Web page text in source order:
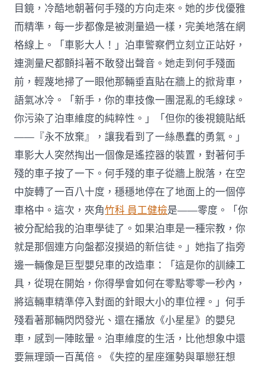
目鏡，冷酷地朝著何手殘的方向走來。她的步伐優雅
而精準，每一步都像是被測量過一樣，完美地落在網
格線上。「車影大人！」泊車警察們立刻立正站好，
連測量尺都顫抖著不敢發出聲音。她走到何手殘面
前，輕蔑地掃了一眼他那輛垂直貼在牆上的掀背車，
語氣冰冷。「新手，你的車技像一團混亂的毛線球。
你污染了泊車維度的純粹性。」「但你的後視鏡貼紙
——『永不放棄』，讓我看到了一絲愚蠢的勇氣。」
車影大人突然掏出一個像是遙控器的裝置，對著何手
殘的車子按了一下。何手殘的車子從牆上脫落，在空
中旋轉了一百八十度，穩穩地停在了地面上的一個停
車格中。這次，夾角竹科 員工健檢是——零度。「你
被分配給我的泊車學徒了。如果泊車是一種宗教，你
就是那個連方向盤都沒摸過的新信徒。」她指了指旁
邊一輛像是巨型嬰兒車的改造車：「這是你的訓練工
具，從現在開始，你得學會如何在零點零零一秒內，
將這輛車精準停入對面的針眼大小的車位裡。」何手
殘看著那輛閃閃發光、還在播放《小星星》的嬰兒
車，感到一陣眩暈。泊車維度的生活，比他想象中還
要無理頭一百萬倍。《失控的星座運勢與單戀狂想